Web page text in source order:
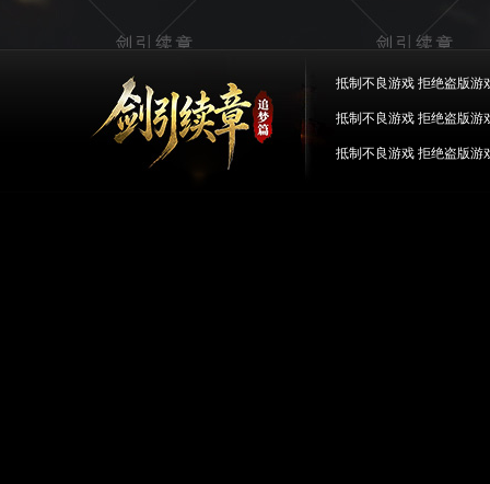
抵制不良游戏 拒绝盗版游
抵制不良游戏 拒绝盗版游
抵制不良游戏 拒绝盗版游